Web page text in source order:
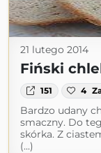
21 lutego 2014
Fiński
151 4
Bardzo udany
smaczny. Do
skórka. Z
(...)